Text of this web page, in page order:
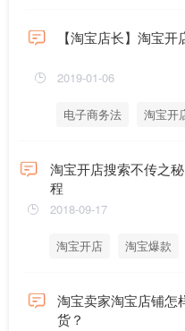
【淘宝店长】淘宝
2019-01-06
电子商务法 淘宝开
淘宝开店搜索不传之
程
2018-09-17
淘宝开店 淘宝爆款
淘宝卖家淘宝店铺怎
货？